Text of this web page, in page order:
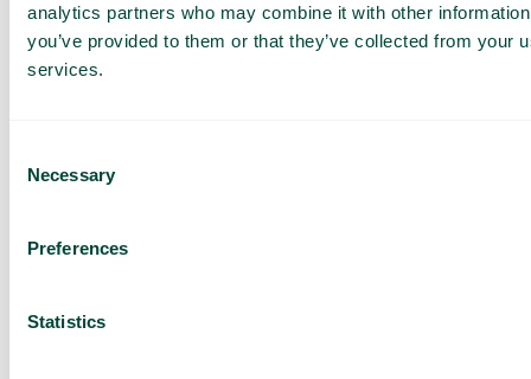
analytics partners who may combine it with other
you’ve provided to them or that they’ve collected from your
services.
Selection
Necessary
Preferences
Statistics
Ontvang een
offerte op
maat
diensten
Ontdek de